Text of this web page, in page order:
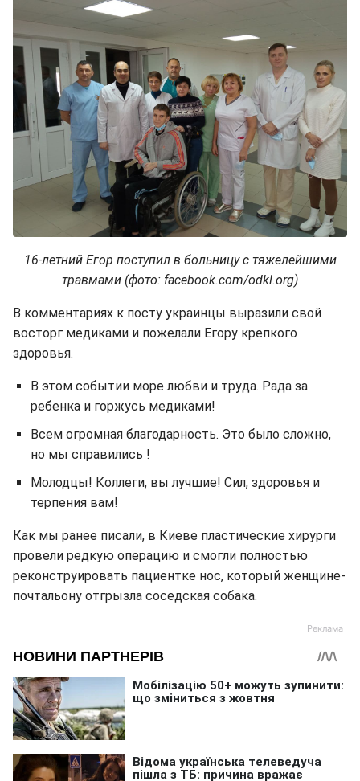
16-летний Егор поступил в больницу с тяжелейшими
травмами (фото: facebook.com/odkl.org)
В комментариях к посту украинцы выразили свой
восторг медиками и пожелали Егору крепкого
здоровья.
В этом событии море любви и труда. Рада за
ребенка и горжусь медиками!
Всем огромная благодарность. Это было сложно,
но мы справились !
Молодцы! Коллеги, вы лучшие! Сил, здоровья и
терпения вам!
Как мы ранее писали, в Киеве пластические хирурги
провели редкую операцию и смогли полностью
реконструировать пациентке нос, который женщине-
почтальону отгрызла соседская собака.